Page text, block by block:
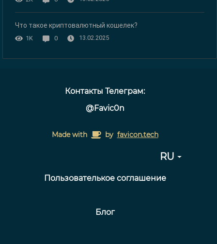
Что такое криптовалютный кошелек?
1K 0 13.02.2025
Контакты Телеграм:
@Favic0n
Made with by favicon.tech
RU
Пользователькое соглашение
Блог